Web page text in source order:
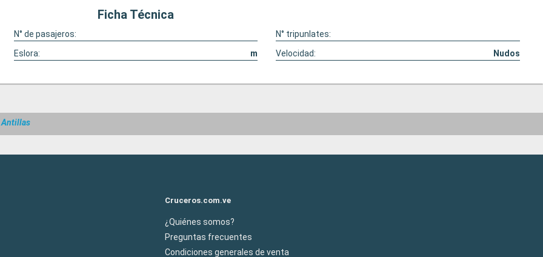
Ficha Técnica
N° de pasajeros:
N° tripunlates:
Eslora:
m Velocidad: Nudos
Antillas
Cruceros.com.ve
¿Quiénes somos?
Preguntas frecuentes
Condiciones generales de venta